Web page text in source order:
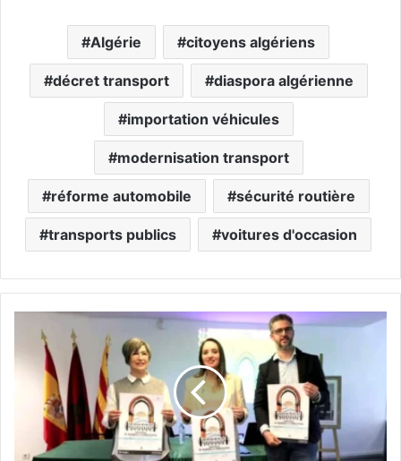
Algérie citoyens algériens
décret transport diaspora algérienne
importation véhicules
modernisation transport
réforme automobile sécurité routière
transports publics voitures d'occasion